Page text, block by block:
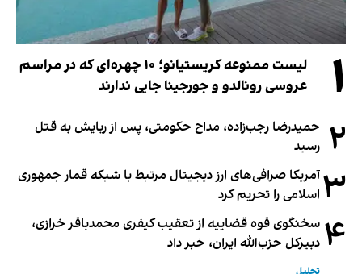
۱
لیست ممنوعه کریستیانو؛ ۱۰ چهره‌ای که در مراسم
عروسی رونالدو و جورجینا جایی ندارند
۲ حمیدرضا رجب‌زاده، مداح حکومتی، پس از ربایش به قتل
رسید
۳آمریکا صرافی‌های ارز دیجیتال مرتبط با شبکه قمار جمهوری
اسلامی را تحریم کرد
۴ سخنگوی قوه قضاییه از تعقیب کیفری محمدباقر خرازی،
دبیر‌کل حزب‌الله ایران، خبر داد